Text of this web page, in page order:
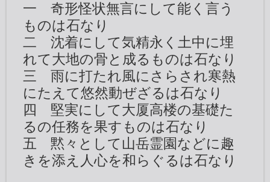
一 奇形怪状無言にして能く言う
ものは石なり
二 沈着にして気精永く土中に埋
れて大地の骨と成るものは石なり
三 雨に打たれ風にさらされ寒熱
にたえて悠然動ぜざるは石なり
四 堅実にして大厦高楼の基礎た
るの任務を果すものは石なり
五 黙々として山岳霊園などに趣
きを添え人心を和らぐるは石なり